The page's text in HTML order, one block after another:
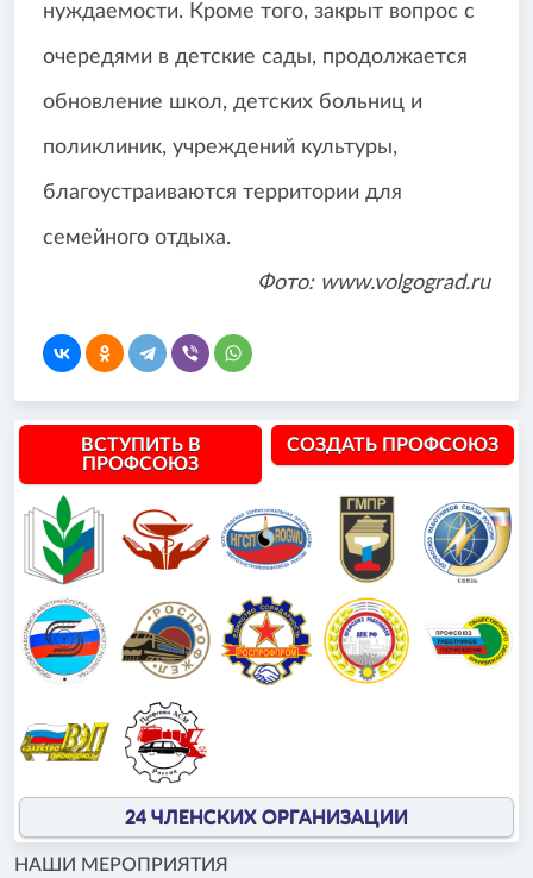
нуждаемости. Кроме того, закрыт вопрос с
очередями в детские сады, продолжается
обновление школ, детских больниц и
поликлиник, учреждений культуры,
благоустраиваются территории для
семейного отдыха.
Фото: www.volgograd.ru
ВСТУПИТЬ В
ПРОФСОЮЗ
СОЗДАТЬ ПРОФСОЮЗ
24 ЧЛЕНСКИХ ОРГАНИЗАЦИИ
НАШИ МЕРОПРИЯТИЯ